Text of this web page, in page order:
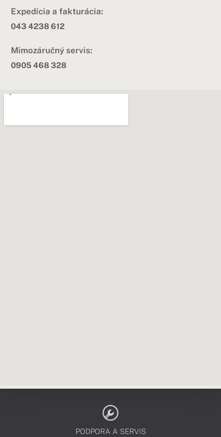
Expedícia a fakturácia:
043 4238 612
Mimozáručný servis:
0905 468 328
PODPORA A SERVIS